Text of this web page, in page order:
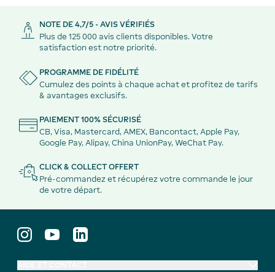
NOTE DE 4,7/5 - AVIS VÉRIFIÉS
Plus de 125 000 avis clients disponibles. Votre
satisfaction est notre priorité.
PROGRAMME DE FIDÉLITÉ
Cumulez des points à chaque achat et profitez de tarifs
& avantages exclusifs.
PAIEMENT 100% SÉCURISÉ
CB, Visa, Mastercard, AMEX, Bancontact, Apple Pay,
Google Pay, Alipay, China UnionPay, WeChat Pay.
CLICK & COLLECT OFFERT
Pré-commandez et récupérez votre commande le jour
de votre départ.